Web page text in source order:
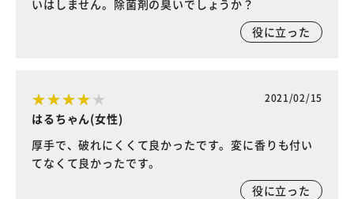
いはしません。除菌剤の臭いでしょうか？
役に立った
2021/02/15
はるちゃん(女性)
厚手で、破れにくくて良かったです。変に香りも付い
てなくて良かったです。
役に立った